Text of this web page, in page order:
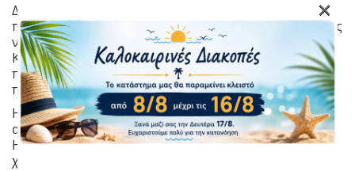
Δεκάδες playable χαρακτήρες θα σου επιτρέψουν να
πιάσεις τη φρενιασμένη ταχύτητα του Sonic, να μάθεις
να πετάς με τον Tails ή να διαλύεις τα εμπόδια με τον
Knuckles. Ζήσε όλες τις παλιές πίστες με νέες
προσθήκες και αφεντικά, παίξε ενάντια σε άλλους
παίκτες η σε co-op και ζήσε την απόλυτη μανία.
Η συλλεκτική αυτή έκδοση περιέχει όλες τις πίστες
από τα Sonic 1, 2, 3, Sonic & Knuckles και Sonic The
Hedgehog CD με νέες προσθήκες, καθώς και νέους
χαρακτήρες και εχθρούς.
×